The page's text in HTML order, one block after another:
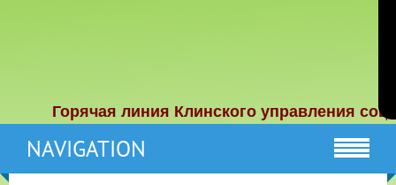
Горячая линия Клинского управления
NAVIGATION